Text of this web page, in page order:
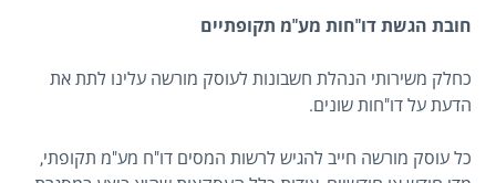
חובת הגשת דו"חות מע"מ תקופתיים
כחלק משירותי הנהלת חשבונות לעוסק מורשה עלינו לתת את
הדעת על דו"חות שונים.
כל עוסק מורשה חייב להגיש לרשות המסים דו"ח מע"מ תקופתי,